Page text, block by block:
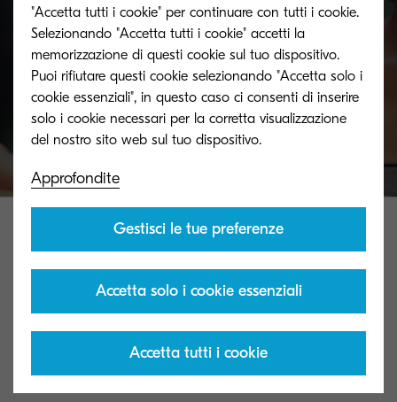
rivenditore più vicino alla tua sede.
Dove comprare
Privacy e centro cookie
"Accetta tutti i cookie" per continuare con tutti i cookie.
Selezionando "Accetta tutti i cookie" accetti la
memorizzazione di questi cookie sul tuo dispositivo.
Puoi rifiutare questi cookie selezionando "Accetta solo i
cookie essenziali", in questo caso ci consenti di inserire
solo i cookie necessari per la corretta visualizzazione
Approfondite
Gestisci le tue preferenze
Accetta solo i cookie essenziali
Accetta tutti i cookie